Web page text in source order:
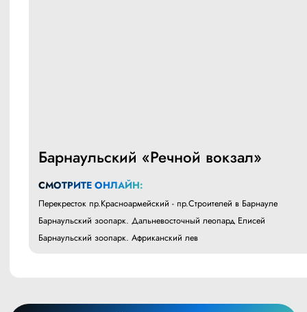
Барнаульский «Речной вокзал»
СМОТРИТЕ ОНЛАЙН:
Перекресток пр.Красноармейский - пр.Строителей в Барнауле
Барнаульский зоопарк. Дальневосточный леопард Елисей
Барнаульский зоопарк. Африканский лев